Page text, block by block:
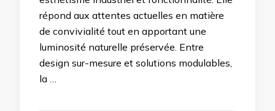
répond aux attentes actuelles en matière
de convivialité tout en apportant une
luminosité naturelle préservée. Entre
design sur-mesure et solutions modulables,
la …